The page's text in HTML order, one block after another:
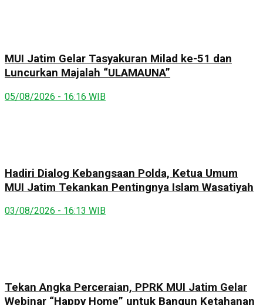
MUI Jatim Gelar Tasyakuran Milad ke-51 dan
Luncurkan Majalah “ULAMAUNA”
05/08/2026 - 16:16 WIB
Hadiri Dialog Kebangsaan Polda, Ketua Umum
MUI Jatim Tekankan Pentingnya Islam Wasatiyah
03/08/2026 - 16:13 WIB
Tekan Angka Perceraian, PPRK MUI Jatim Gelar
Webinar “Happy Home” untuk Bangun Ketahanan